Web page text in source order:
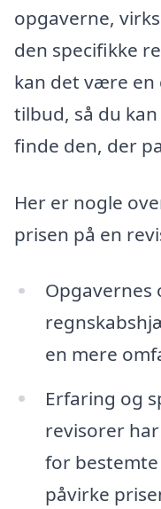
opgaverne,
den specifikke
kan det være en
tilbud, så du
finde den, der
Her er nogle
prisen på en
en mere
Erfaring og
revisorer
for
påvirke